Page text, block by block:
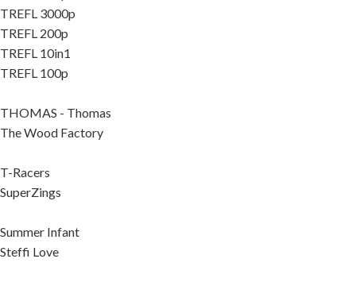
TREFL 3000p
TREFL 200p
TREFL 10in1
TREFL 100p
THOMAS - Thomas
The Wood Factory
T-Racers
SuperZings
Summer Infant
Steffi Love